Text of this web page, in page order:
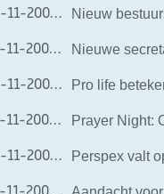
22-11-200822-11-2008
Nieuw
21-11-200821-11-2008
Nieuwe
19-11-200819-11-2008
Pro life
15-11-200815-11-2008
Prayer Night:
14-11-200814-11-2008
Perspex valt